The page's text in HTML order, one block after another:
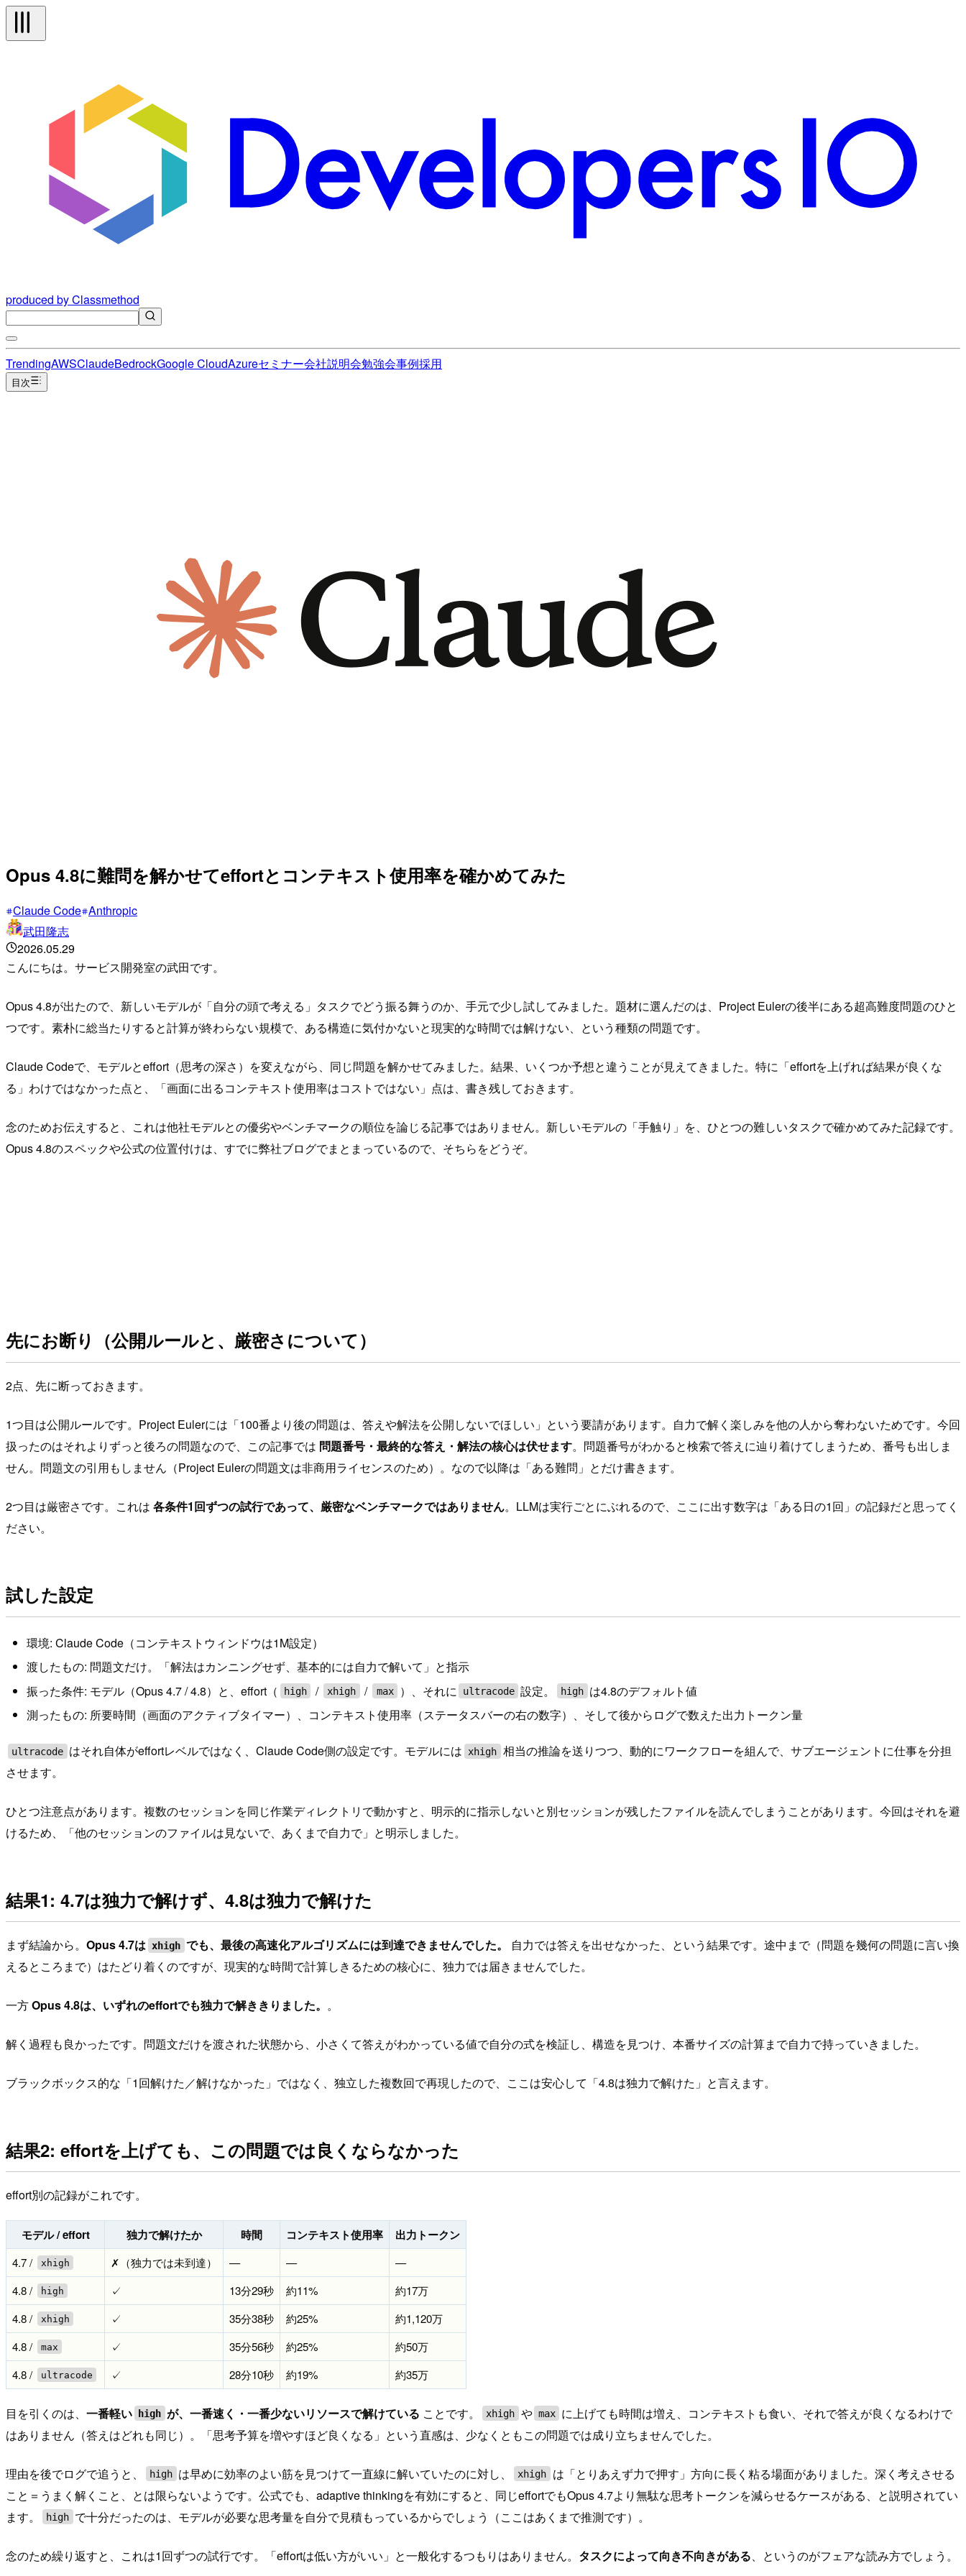
produced by Classmethod
TrendingAWSClaudeBedrockGoogle CloudAzureセミナー会社説明会勉強会事例採用
目次
Opus 4.8に難問を解かせてeffortとコンテキスト使用率を確かめてみた
Claude Code Anthropic
武田隆志
2026.05.29
こんにちは。サービス開発室の武田です。
Opus 4.8が出たので、新しいモデルが「自分の頭で考える」タスクでどう振る舞うのか、手元で少し試してみました。題材に選んだのは、Project Eulerの後半にある超高難度問題のひと
つです。素朴に総当たりすると計算が終わらない規模で、ある構造に気付かないと現実的な時間では解けない、という種類の問題です。
Claude Codeで、モデルとeffort（思考の深さ）を変えながら、同じ問題を解かせてみました。結果、いくつか予想と違うことが見えてきました。特に「effortを上げれば結果が良くな
る」わけではなかった点と、「画面に出るコンテキスト使用率はコストではない」点は、書き残しておきます。
念のためお伝えすると、これは他社モデルとの優劣やベンチマークの順位を論じる記事ではありません。新しいモデルの「手触り」を、ひとつの難しいタスクで確かめてみた記録です。
Opus 4.8のスペックや公式の位置付けは、すでに弊社ブログでまとまっているので、そちらをどうぞ。
先にお断り（公開ルールと、厳密さについて）
2点、先に断っておきます。
1つ目は公開ルールです。Project Eulerには「100番より後の問題は、答えや解法を公開しないでほしい」という要請があります。自力で解く楽しみを他の人から奪わないためです。今回
扱ったのはそれよりずっと後ろの問題なので、この記事では 問題番号・最終的な答え・解法の核心は伏せます。問題番号がわかると検索で答えに辿り着けてしまうため、番号も出しま
せん。問題文の引用もしません（Project Eulerの問題文は非商用ライセンスのため）。なので以降は「ある難問」とだけ書きます。
2つ目は厳密さです。これは 各条件1回ずつの試行であって、厳密なベンチマークではありません。LLMは実行ごとにぶれるので、ここに出す数字は「ある日の1回」の記録だと思ってく
ださい。
試した設定
環境: Claude Code（コンテキストウィンドウは1M設定）
渡したもの: 問題文だけ。「解法はカンニングせず、基本的には自力で解いて」と指示
振った条件: モデル（Opus 4.7 / 4.8）と、effort（
high / xhigh / max ）、それに ultracode 設定。 high は4.8のデフォルト値
測ったもの: 所要時間（画面のアクティブタイマー）、コンテキスト使用率（ステータスバーの右の数字）、そして後からログで数えた出力トークン量
ultracode はそれ自体がeffortレベルではなく、Claude Code側の設定です。モデルには xhigh 相当の推論を送りつつ、動的にワークフローを組んで、サブエージェントに仕事を分担
させます。
ひとつ注意点があります。複数のセッションを同じ作業ディレクトリで動かすと、明示的に指示しないと別セッションが残したファイルを読んでしまうことがあります。今回はそれを避
けるため、「他のセッションのファイルは見ないで、あくまで自力で」と明示しました。
結果1: 4.7は独力で解けず、4.8は独力で解けた
まず結論から。 Opus 4.7は xhigh でも、最後の高速化アルゴリズムには到達できませんでした。
自力では答えを出せなかった、という結果です。途中まで（問題を幾何の問題に言い換
えるところまで）はたどり着くのですが、現実的な時間で計算しきるための核心に、独力では届きませんでした。
一方Opus 4.8は、いずれのeffortでも独力で解ききりました。 。
解く過程も良かったです。問題文だけを渡された状態から、小さくて答えがわかっている値で自分の式を検証し、構造を見つけ、本番サイズの計算まで自力で持っていきました。
ブラックボックス的な「1回解けた／解けなかった」ではなく、独立した複数回で再現したので、ここは安心して「4.8は独力で解けた」と言えます。
結果2: effortを上げても、この問題では良くならなかった
effort別の記録がこれです。
モデル / effort 独力で解けたか 時間 コンテキスト使用率 出力トークン
4.7 / xhigh ✗（独力では未到達） — —
—
4.8 /
high ✓ 13分29秒 約11%
約17万
4.8 /
xhigh ✓ 35分38秒 約25%
約1,120万
4.8 /
max ✓ 35分56秒 約25%
約50万
4.8 /
ultracode ✓ 28分10秒 約19% 約35万
目を引くのは、 一番軽い high が、一番速く・一番少ないリソースで解けている ことです。 xhigh や max に上げても時間は増え、コンテキストも食い、それで答えが良くなるわけで
はありません（答えはどれも同じ）。「思考予算を増やすほど良くなる」という直感は、少なくともこの問題では成り立ちませんでした。
理由を後でログで追うと、 high は早めに効率のよい筋を見つけて一直線に解いていたのに対し、 xhigh
は「とりあえず力で押す」方向に長く粘る場面がありました。深く考えさせる
こと＝うまく解くこと、とは限らないようです。公式でも、adaptive thinkingを有効にすると、同じeffortでもOpus 4.7より無駄な思考トークンを減らせるケースがある、と説明されてい
ます。
high で十分だったのは、モデルが必要な思考量を自分で見積もっているからでしょう（ここはあくまで推測です）。
念のため繰り返すと、これは1回ずつの試行です。「effortは低い方がいい」と一般化するつもりはありません。 タスクによって向き不向きがある、というのがフェアな読み方でしょう。